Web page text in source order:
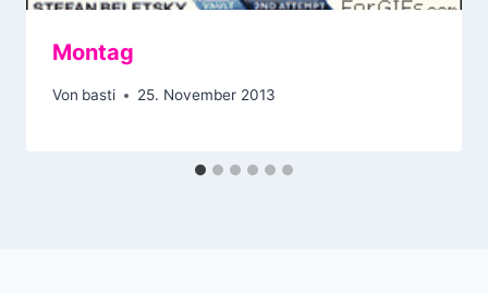
Montag
Von basti 25. November 2013